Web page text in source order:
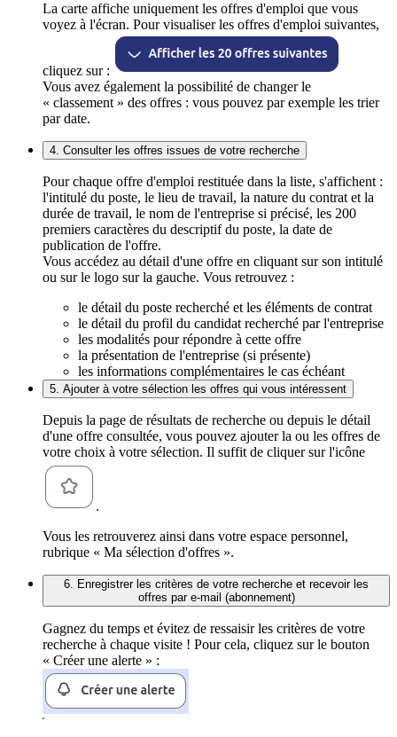
La carte affiche uniquement les offres d'emploi que vous
voyez à l'écran. Pour visualiser les offres d'emploi suivantes,
cliquez sur :
Vous avez également la possibilité de changer le
« classement » des offres : vous pouvez par exemple les trier
par date.
4. Consulter les offres issues de votre recherche
Pour chaque offre d'emploi restituée dans la liste, s'affichent :
l'intitulé du poste, le lieu de travail, la nature du contrat et la
durée de travail, le nom de l'entreprise si précisé, les 200
premiers caractères du descriptif du poste, la date de
publication de l'offre.
Vous accédez au détail d'une offre en cliquant sur son intitulé
ou sur le logo sur la gauche. Vous retrouvez :
le détail du poste recherché et les éléments de contrat
le détail du profil du candidat recherché par l'entreprise
les modalités pour répondre à cette offre
la présentation de l'entreprise (si présente)
les informations complémentaires le cas échéant
5. Ajouter à votre sélection les offres qui vous intéressent
Depuis la page de résultats de recherche ou depuis le détail
d'une offre consultée, vous pouvez ajouter la ou les offres de
votre choix à votre sélection. Il suffit de cliquer sur l'icône
.
Vous les retrouverez ainsi dans votre espace personnel,
rubrique « Ma sélection d'offres ».
6. Enregistrer les critères de votre recherche et recevoir les
offres par e-mail (abonnement)
Gagnez du temps et évitez de ressaisir les critères de votre
recherche à chaque visite ! Pour cela, cliquez sur le bouton
« Créer une alerte » :